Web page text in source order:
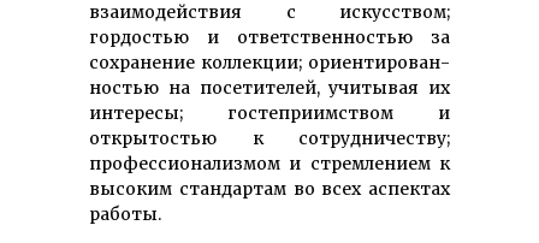
взаимодействия с ис­кус­ством;
гордостью и от­вет­ственностью за
сохранение коллекции; ориен­тиро­ван­
ностью на посе­тителей, учитывая их
интересы; гостеприимством и
открытостью к сотруд­ничеству;
профес­сионализ­мом и стрем­ле­нием к
высоким стандартам во всех аспектах
работы.